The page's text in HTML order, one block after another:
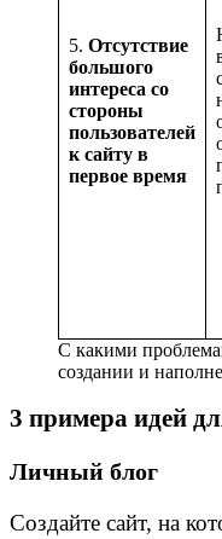
5. Отсутствие
большого
интереса со
стороны
пользователей
к сайту в
первое время
С какими
создании и
3 примера идей
Личный блог
Создайте сайт, на